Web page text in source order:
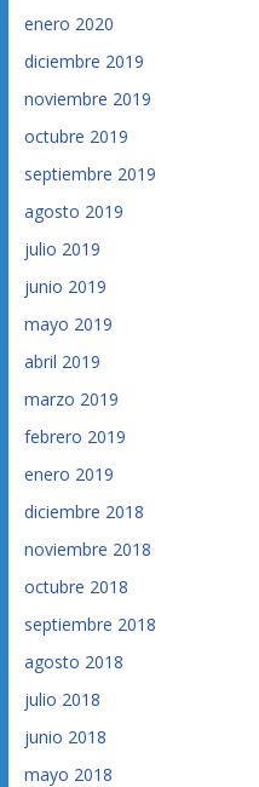
enero 2020
diciembre 2019
noviembre 2019
octubre 2019
septiembre 2019
agosto 2019
julio 2019
junio 2019
mayo 2019
abril 2019
marzo 2019
febrero 2019
enero 2019
diciembre 2018
noviembre 2018
octubre 2018
septiembre 2018
agosto 2018
julio 2018
junio 2018
mayo 2018